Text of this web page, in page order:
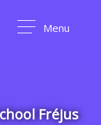
Menu
Fréjus